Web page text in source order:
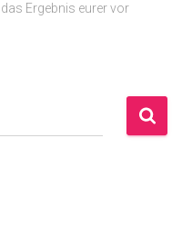
Ergebnis eurer vor